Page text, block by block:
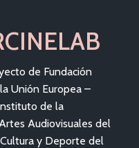
de Fundación
Unión Europea –
de la
Audiovisuales del
y Deporte del